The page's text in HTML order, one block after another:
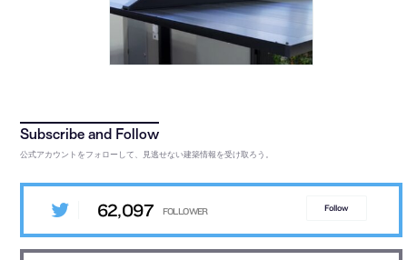
公式アカウントをフォローして、見逃せない建築情報を受け取ろう。
62,097 Follow